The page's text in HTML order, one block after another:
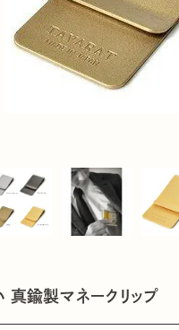
鍮製マネークリップ